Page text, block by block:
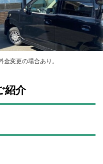
変更の場合あり。
紹介